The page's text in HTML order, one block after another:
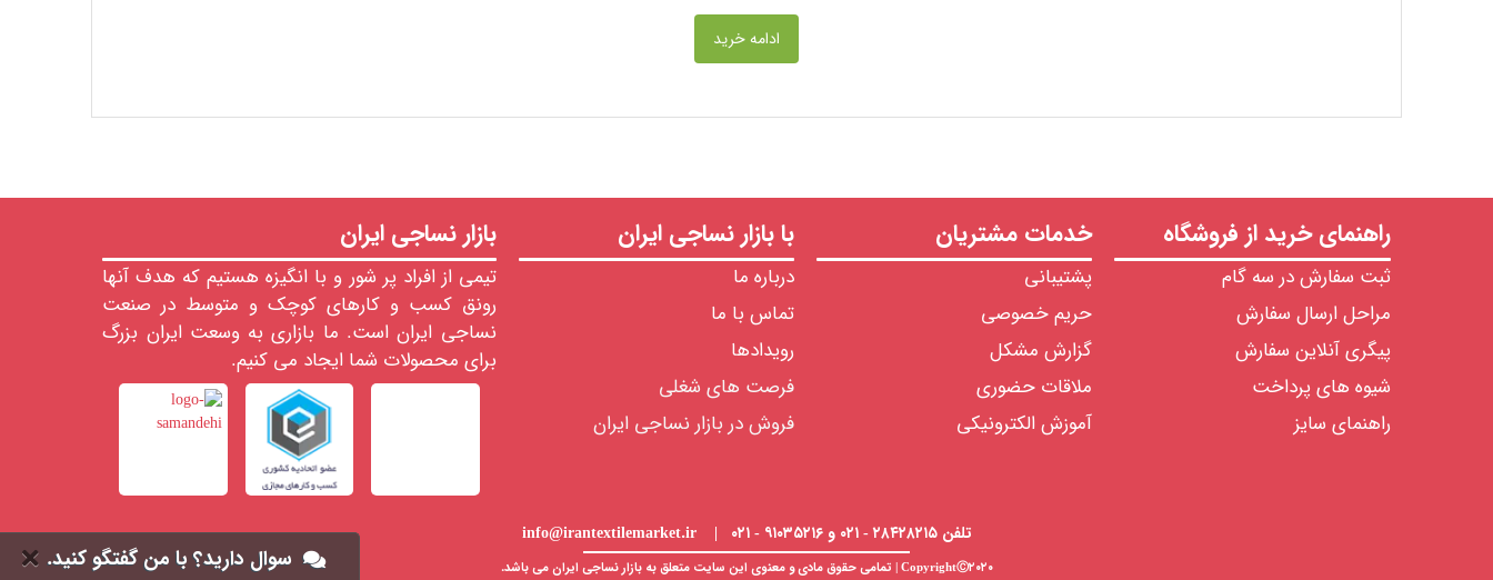
ادامه خرید
راهنمای خرید از فروشگاه
ثبت سفارش در سه گام
مراحل ارسال سفارش
پیگری آنلاین سفارش
شیوه های پرداخت
راهنمای سایز
خدمات مشتریان
پشتیبانی
حریم خصوصی
گزارش مشکل
ملاقات حضوری
آموزش الکترونیکی
با بازار نساجی ایران
درباره ما
تماس با ما
رویدادها
فرصت های شغلی
فروش در بازار نساجی ایران
بازار نساجی ایران
تیمی از افراد پر شور و با انگیزه هستیم که هدف آنها
رونق کسب و کارهای کوچک و متوسط در صنعت
نساجی ایران است. ما بازاری به وسعت ایران بزرگ
برای محصولات شما ایجاد می کنیم.
تلفن ۲۸۴۲۸۲۱۵ - ۰۲۱ و ۹۱۰۳۵۲۱۶ - ۰۲۱ | info@irantextilemarket.ir
CopyrightⒸ۲۰۲۰ | تمامی حقوق مادی و معنوی این سایت متعلق به بازار نساجی ایران می باشد. سوال دارید؟ با من گفتگو کنید.